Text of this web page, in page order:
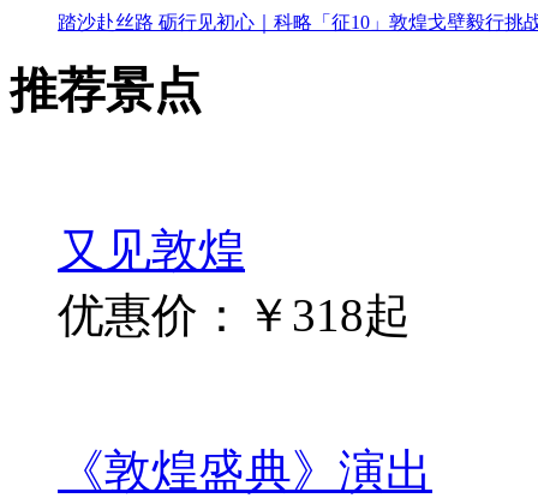
踏沙赴丝路 砺行见初心｜科略「征10」敦煌戈壁毅行挑
推荐景点
又见敦煌
优惠价：￥318起
《敦煌盛典》演出